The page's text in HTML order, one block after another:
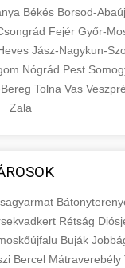
Békés Borsod-
Fejér Győr-
Jász-Nagykun-
Nógrád Pest
Tolna Vas
Zala
Rétság
Buják
Bercel Mátraverebély